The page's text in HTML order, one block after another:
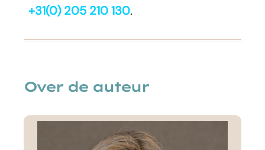
+31(0) 205 210 130.
Over de auteur